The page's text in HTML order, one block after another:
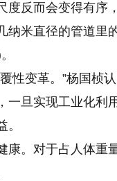
反而会变得有序
纳米直径的管道里
性变革。”杨国桢
一旦实现工业化利
康。对于占人体重